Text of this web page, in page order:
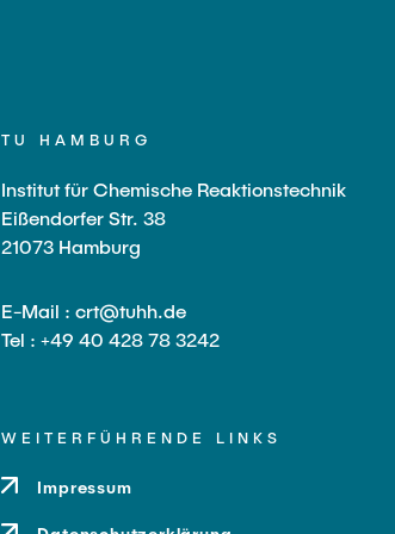
TU HAMBURG
Institut für Chemische Reaktionstechnik
Eißendorfer Str. 38
21073 Hamburg
E-Mail : crt@tuhh.de
Tel : +49 40 428 78 3242
WEITERFÜHRENDE LINKS
Impressum